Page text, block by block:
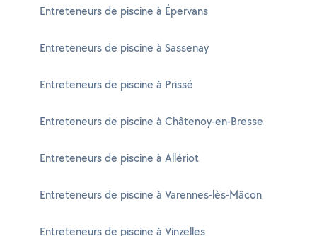
Entreteneurs de piscine à Épervans
Entreteneurs de piscine à Sassenay
Entreteneurs de piscine à Prissé
Entreteneurs de piscine à Châtenoy-en-Bresse
Entreteneurs de piscine à Allériot
Entreteneurs de piscine à Varennes-lès-Mâcon
Entreteneurs de piscine à Vinzelles